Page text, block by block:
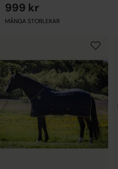
999 kr
MÅNGA STORLEKAR